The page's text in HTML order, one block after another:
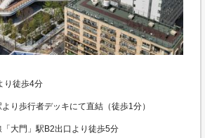
り徒歩4分
り歩行者デッキにて直結（徒歩1分）
「大門」駅B2出口より徒歩5分